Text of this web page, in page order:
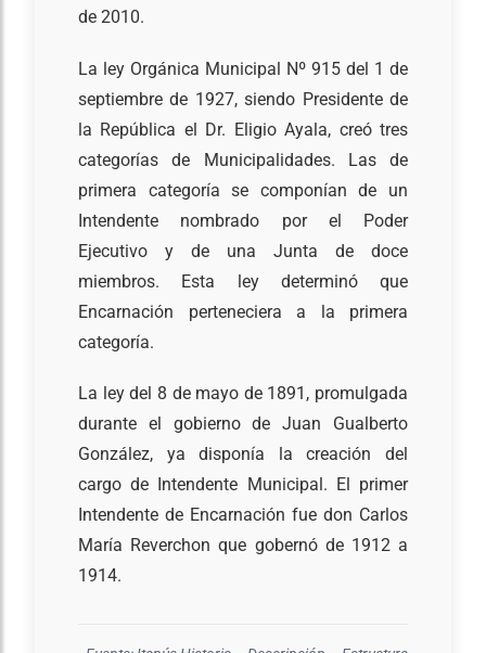
de 2010.
La ley Orgánica Municipal Nº 915 del 1 de
septiembre de 1927, siendo Presidente de
la República el Dr. Eligio Ayala, creó tres
categorías de Municipalidades. Las de
primera categoría se componían de un
Intendente nombrado por el Poder
Ejecutivo y de una Junta de doce
miembros. Esta ley determinó que
Encarnación perteneciera a la primera
categoría.
La ley del 8 de mayo de 1891, promulgada
durante el gobierno de Juan Gualberto
González, ya disponía la creación del
cargo de Intendente Municipal. El primer
Intendente de Encarnación fue don Carlos
María Reverchon que gobernó de 1912 a
1914.